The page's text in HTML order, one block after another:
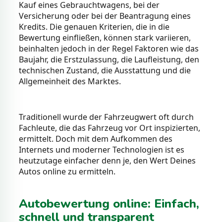
Kauf eines Gebrauchtwagens, bei der
Versicherung oder bei der Beantragung eines
Kredits. Die genauen Kriterien, die in die
Bewertung einfließen, können stark variieren,
beinhalten jedoch in der Regel Faktoren wie das
Baujahr, die Erstzulassung, die Laufleistung, den
technischen Zustand, die Ausstattung und die
Allgemeinheit des Marktes.
Traditionell wurde der Fahrzeugwert oft durch
Fachleute, die das Fahrzeug vor Ort inspizierten,
ermittelt. Doch mit dem Aufkommen des
Internets und moderner Technologien ist es
heutzutage einfacher denn je, den Wert Deines
Autos online zu ermitteln.
Autobewertung online: Einfach,
schnell und transparent